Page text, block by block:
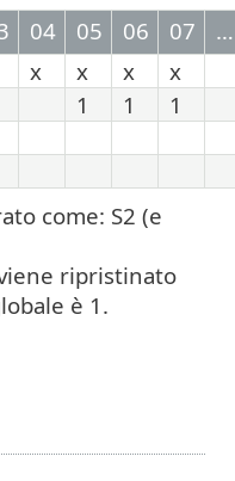
04 05 06 07
…
x x x
x
1 1
1
come: S2 (e
ripristinato
è 1.